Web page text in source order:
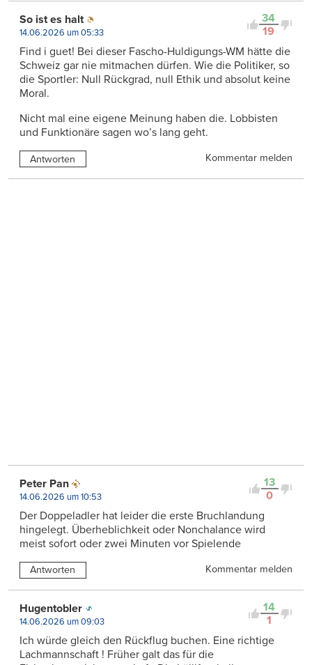
34
19
So ist es halt
14.06.2026 um 05:33
Find i guet! Bei dieser Fascho-Huldigungs-WM hätte die
Schweiz gar nie mitmachen dürfen. Wie die Politiker, so
die Sportler: Null Rückgrad, null Ethik und absolut keine
Moral.
Nicht mal eine eigene Meinung haben die. Lobbisten
und Funktionäre sagen wo’s lang geht.
Antworten Kommentar melden
13
0
Peter Pan
14.06.2026 um 10:53
Der Doppeladler hat leider die erste Bruchlandung
hingelegt. Überheblichkeit oder Nonchalance wird
meist sofort oder zwei Minuten vor Spielende
Antworten Kommentar melden
14
1
Hugentobler
14.06.2026 um 09:03
Ich würde gleich den Rückflug buchen. Eine richtige
Lachmannschaft ! Früher galt das für die